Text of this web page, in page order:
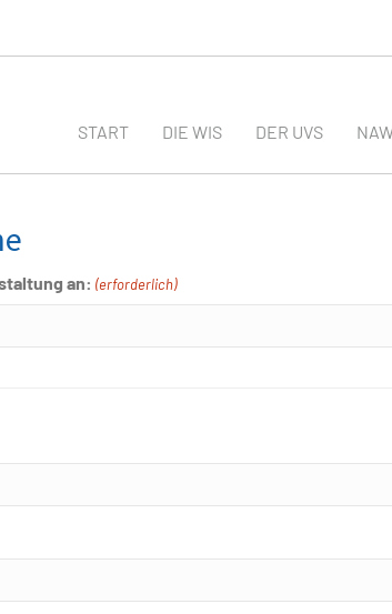
START DIE WIS DER UVS
an: (erforderlich)